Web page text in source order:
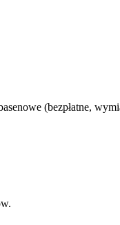
(bezpłatne,